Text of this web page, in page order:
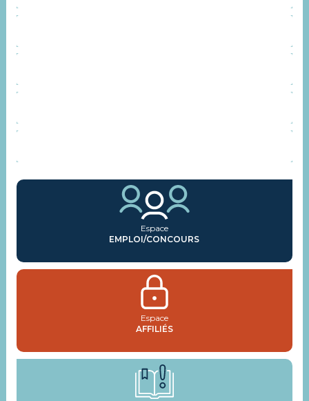
Espace
EMPLOI/CONCOURS
Espace
AFFILIÉS